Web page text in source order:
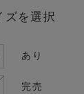
ズを選択
あり
完売